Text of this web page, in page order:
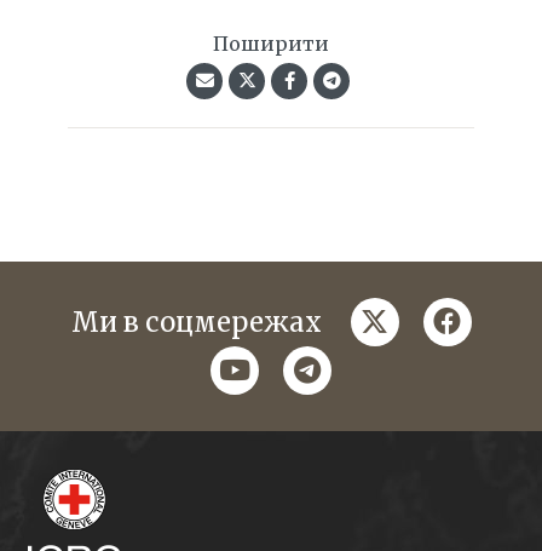
Поширити
Ми в соцмережах twitter
youtubetelegram